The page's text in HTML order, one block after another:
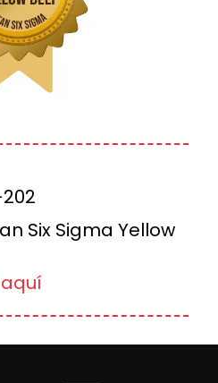
Six Sigma Yellow
aquí